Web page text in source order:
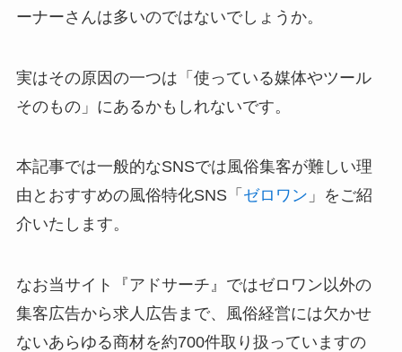
ーナーさんは多いのではないでしょうか。
実はその原因の一つは「使っている媒体やツール
そのもの」にあるかもしれないです。
本記事では一般的なSNSでは風俗集客が難しい理
由とおすすめの風俗特化SNS「 ゼロワン 」をご紹
介いたします。
なお当サイト『アドサーチ』ではゼロワン以外の
集客広告から求人広告まで、風俗経営には欠かせ
ないあらゆる商材を約700件取り扱っていますの